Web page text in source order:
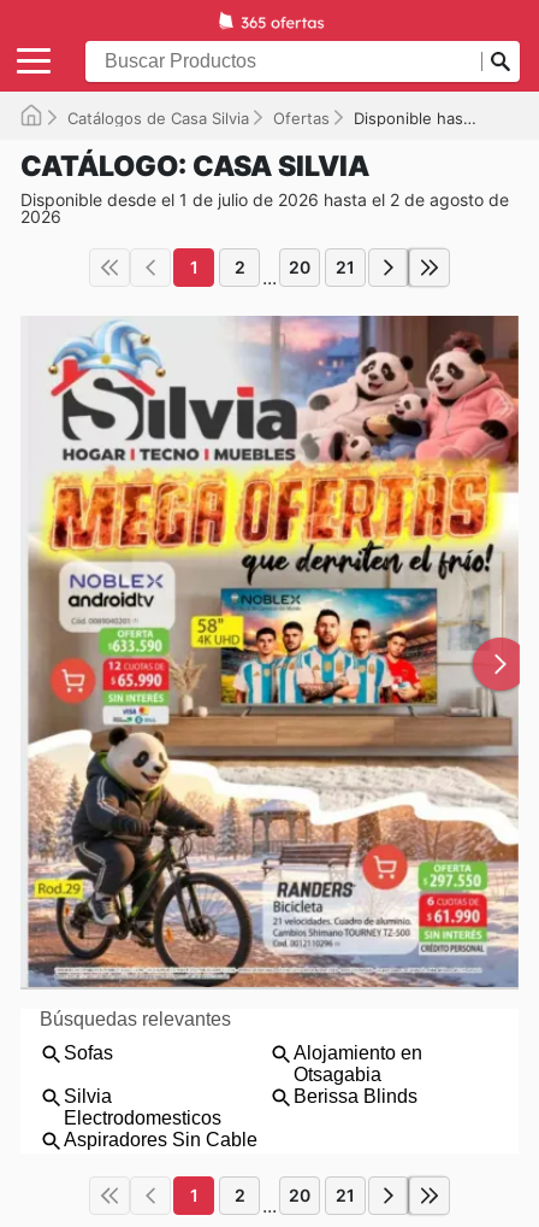
Catálogos de Casa Silvia Ofertas Disponible hasta el 02/08/2026
CATÁLOGO: CASA SILVIA
Disponible desde el 1 de julio de 2026 hasta el 2 de agosto de
2026
1 2 ... 20 21
1 2 ... 20 21